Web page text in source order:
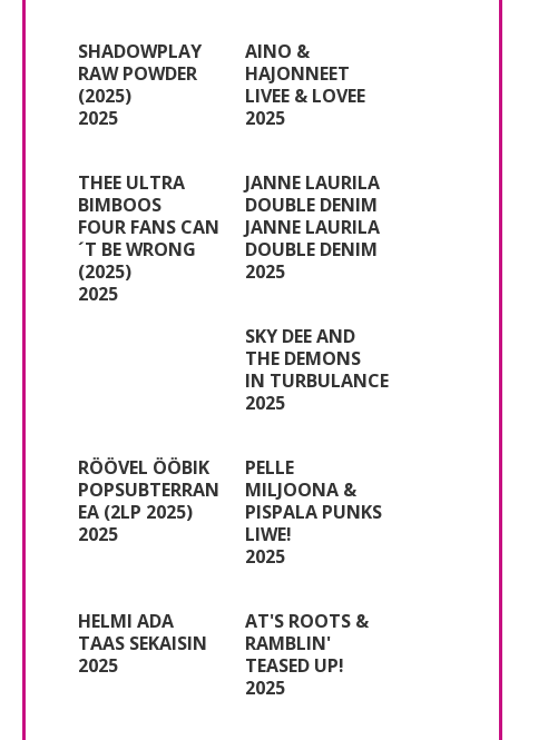
SHADOWPLAY
RAW POWDER
(2025)
2025
AINO &
HAJONNEET
LIVEE & LOVEE
2025
THEE ULTRA
BIMBOOS
FOUR FANS CAN
´T BE WRONG
(2025)
2025
JANNE LAURILA
DOUBLE DENIM
JANNE LAURILA
DOUBLE DENIM
2025
SKY DEE AND
THE DEMONS
IN TURBULANCE
2025
RÖÖVEL ÖÖBIK
POPSUBTERRAN
EA (2LP 2025)
2025
PELLE
MILJOONA &
PISPALA PUNKS
LIWE!
2025
HELMI ADA
TAAS SEKAISIN
2025
AT'S ROOTS &
RAMBLIN'
TEASED UP!
2025